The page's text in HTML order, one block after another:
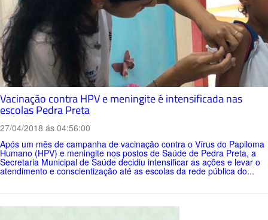
Vacinação contra HPV e meningite é intensificada nas
escolas Pedra Preta
27/04/2018 ás 04:56:00
Após um mês de campanha de vacinação contra o Vírus do Papiloma
Humano (HPV) e meningite nos postos de Saúde de Pedra Preta, a
Secretaria Municipal de Saúde decidiu intensificar as ações e levar o
atendimento e conscientização até as escolas da rede pública do...